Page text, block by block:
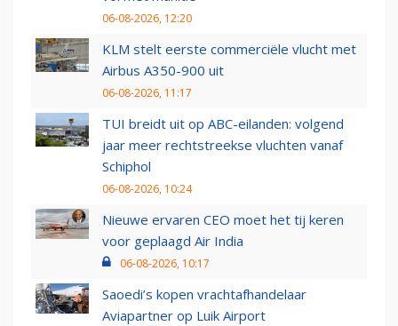
06-08-2026, 12:20
KLM stelt eerste commerciële vlucht met
Airbus A350-900 uit
06-08-2026, 11:17
TUI breidt uit op ABC-eilanden: volgend
jaar meer rechtstreekse vluchten vanaf
Schiphol
06-08-2026, 10:24
Nieuwe ervaren CEO moet het tij keren
voor geplaagd Air India
06-08-2026, 10:17
Saoedi’s kopen vrachtafhandelaar
Aviapartner op Luik Airport